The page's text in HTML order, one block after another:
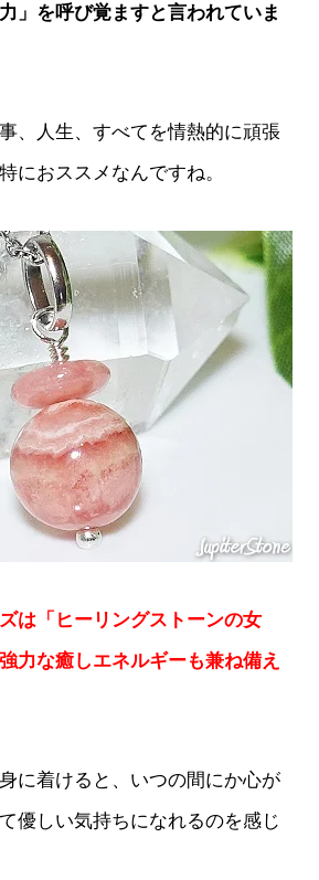
」を呼び覚ますと言われていま
、人生、すべてを情熱的に頑張
におススメなんですね。
は「ヒーリングストーンの女
力な癒しエネルギーも兼ね備え
に着けると、いつの間にか心が
優しい気持ちになれるのを感じ